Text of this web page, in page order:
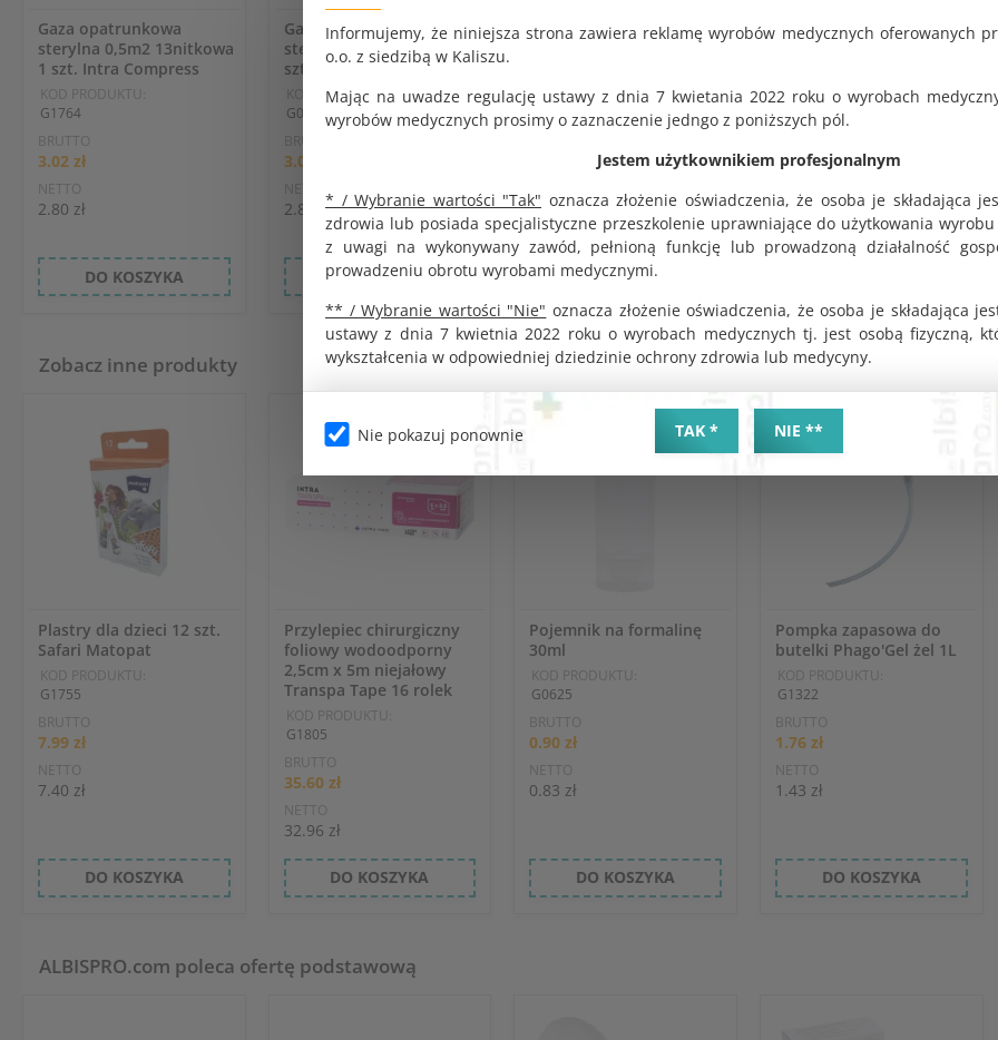
Informujemy, że niniejsza strona zawiera reklamę wyrobów medycznych oferowanych
o.o. z siedzibą w Kaliszu.
Mając na uwadze regulację ustawy z dnia 7 kwietania 2022 roku o wyrobach
wyrobów medycznych prosimy o zaznaczenie jedngo z poniższych pól.
Jestem użytkownikiem profesjonalnym
* / Wybranie wartości "Tak" oznacza złożenie oświadczenia, że osoba je składająca
zdrowia lub posiada specjalistyczne przeszkolenie uprawniające do użytkowania
z uwagi na wykonywany zawód, pełnioną funkcję lub prowadzoną działalność
prowadzeniu obrotu wyrobami medycznymi.
** / Wybranie wartości "Nie" oznacza złożenie oświadczenia, że osoba je składająca
ustawy z dnia 7 kwietnia 2022 roku o wyrobach medycznych tj. jest osobą fizyczną,
wykształcenia w odpowiedniej dziedzinie ochrony zdrowia lub medycyny.
TAK * NIE **
Nie pokazuj ponownie
Gaza opatrunkowa
sterylna 0,5m2 13nitkowa
1 szt. Intra Compress
KOD PRODUKTU:
G1764
BRUTTO
3.02 zł
NETTO
2.80 zł
DO KOSZYKA
Gaza opatrunkowa
sterylna 1m2 13nitkowa 1
szt. Intra Compress
KOD PRODUKTU:
G0991
3.02 zł
2.80 zł
DO KOSZYKA
Kompres włókninowy
Compress
KOD PRODUKTU:
G1624
NETTO
32.73 zł
DO KOSZYKA
Kompres włókninowy
niejałowy 10x10cm 100
KOD PRODUKTU:
G1824
6.70 zł
6.20 zł
Zobacz inne produkty
Plastry dla dzieci 12 szt.
Safari Matopat
KOD PRODUKTU:
G1755
BRUTTO
7.99 zł
NETTO
7.40 zł
DO KOSZYKA
Przylepiec chirurgiczny
foliowy wodoodporny
2,5cm x 5m niejałowy
Transpa Tape 16 rolek
KOD PRODUKTU:
G1805
BRUTTO
35.60 zł
NETTO
32.96 zł
DO KOSZYKA
Pojemnik na formalinę
30ml
KOD PRODUKTU:
G0625
BRUTTO
0.90 zł
NETTO
0.83 zł
DO KOSZYKA
Pompka zapasowa do
butelki Phago'Gel żel 1L
KOD PRODUKTU:
G1322
BRUTTO
1.76 zł
NETTO
1.43 zł
DO KOSZYKA
ALBISPRO.com poleca ofertę podstawową